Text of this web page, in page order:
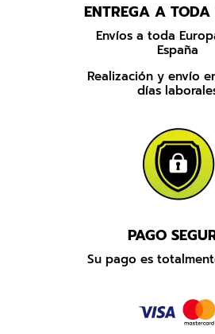
ENTREGA A TODA
Envíos a toda
España
Realización y envío
días
PAGO
Su pago es